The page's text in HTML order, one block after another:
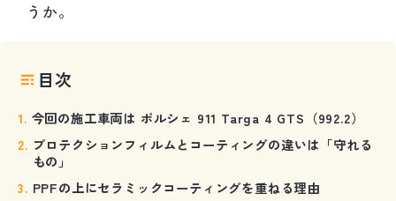
うか。
目次
今回の施工車両は ポルシェ 911 Targa 4 GTS（992.2）
プロテクションフィルムとコーティングの違いは「守れる
もの」
PPFの上にセラミックコーティングを重ねる理由